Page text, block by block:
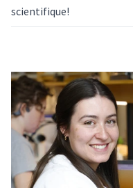
scientifique!